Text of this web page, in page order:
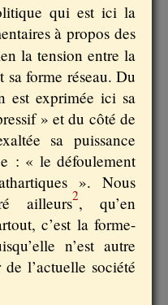
qui est ici la
à propos des
la tension entre la
sa forme réseau. Du
est exprimée ici sa
» et du côté de
sa puissance
: « le défoulement
». Nous
ailleurs2, qu’en
c’est la forme-
n’est autre
l’actuelle société